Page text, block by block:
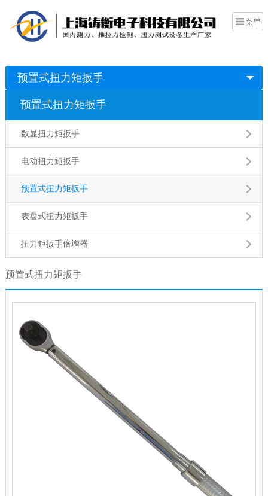
预置式扭力矩扳手
预置式扭力矩扳手
数显扭力矩扳手
电动扭力矩扳手
预置式扭力矩扳手
表盘式扭力矩扳手
扭力矩扳手倍增器
预置式扭力矩扳手